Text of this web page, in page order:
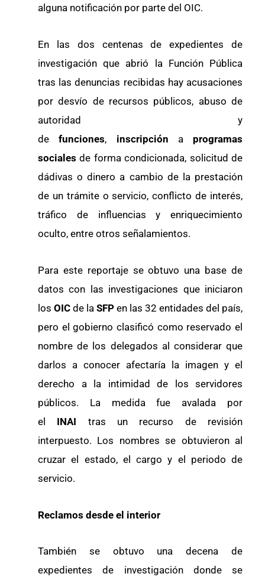
alguna notificación por parte del OIC.
En las dos centenas de expedientes de
investigación que abrió la Función Pública
tras las denuncias recibidas hay acusaciones
por desvío de recursos públicos, abuso de
autoridad y
defunciones, inscripción a programas
socialesde forma condicionada, solicitud de
dádivas o dinero a cambio de la prestación
de un trámite o servicio, conflicto de interés,
tráfico de influencias y enriquecimiento
oculto, entre otros señalamientos.
Para este reportaje se obtuvo una base de
datos con las investigaciones que iniciaron
los OIC de la SFP en las 32 entidades del país,
pero el gobierno clasificó como reservado el
nombre de los delegados al considerar que
darlos a conocer afectaría la imagen y el
derecho a la intimidad de los servidores
públicos. La medida fue avalada por
el INAI tras un recurso de revisión
interpuesto. Los nombres se obtuvieron al
cruzar el estado, el cargo y el periodo de
servicio.
Reclamos desde el interior
También se obtuvo una decena de
expedientes de investigación donde se